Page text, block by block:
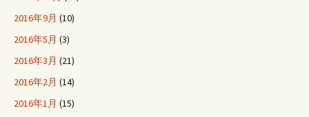
2016年9月 (10)
2016年5月 (3)
2016年3月 (21)
2016年2月 (14)
2016年1月 (15)